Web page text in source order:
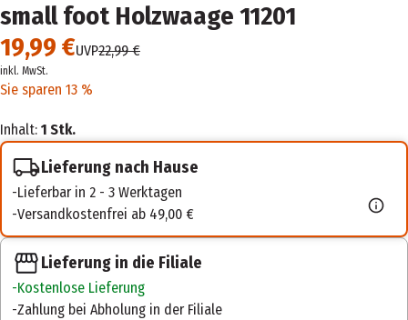
small foot Holzwaage 11201
19,99 €UVP22,99 €
inkl. MwSt.
Sie sparen 13 %
Inhalt: 1 Stk.
Lieferung nach Hause
Lieferbar in 2 - 3 Werktagen
Versandkostenfrei ab 49,00 €
Lieferung in die Filiale
Kostenlose Lieferung
Zahlung bei Abholung in der Filiale